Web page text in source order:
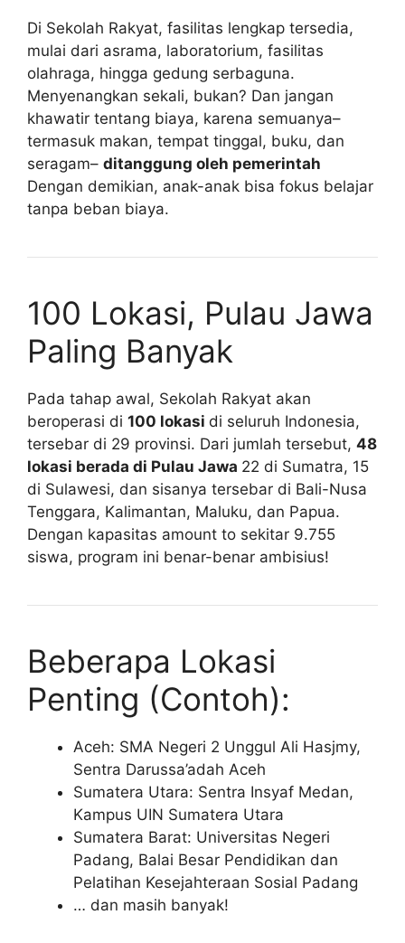
Di Sekolah Rakyat, fasilitas lengkap tersedia,
mulai dari asrama, laboratorium, fasilitas
olahraga, hingga gedung serbaguna.
Menyenangkan sekali, bukan? Dan jangan
khawatir tentang biaya, karena semuanya–
termasuk makan, tempat tinggal, buku, dan
seragam– ditanggung oleh pemerintah
Dengan demikian, anak-anak bisa fokus belajar
tanpa beban biaya.
100 Lokasi, Pulau Jawa
Paling Banyak
Pada tahap awal, Sekolah Rakyat akan
beroperasi di 100 lokasi di seluruh Indonesia,
tersebar di 29 provinsi. Dari jumlah tersebut, 48
lokasi berada di Pulau Jawa 22 di Sumatra, 15
di Sulawesi, dan sisanya tersebar di Bali-Nusa
Tenggara, Kalimantan, Maluku, dan Papua.
Dengan kapasitas amount to sekitar 9.755
siswa, program ini benar-benar ambisius!
Beberapa Lokasi
Penting (Contoh):
Aceh: SMA Negeri 2 Unggul Ali Hasjmy,
Sentra Darussa’adah Aceh
Sumatera Utara: Sentra Insyaf Medan,
Kampus UIN Sumatera Utara
Sumatera Barat: Universitas Negeri
Padang, Balai Besar Pendidikan dan
Pelatihan Kesejahteraan Sosial Padang
… dan masih banyak!